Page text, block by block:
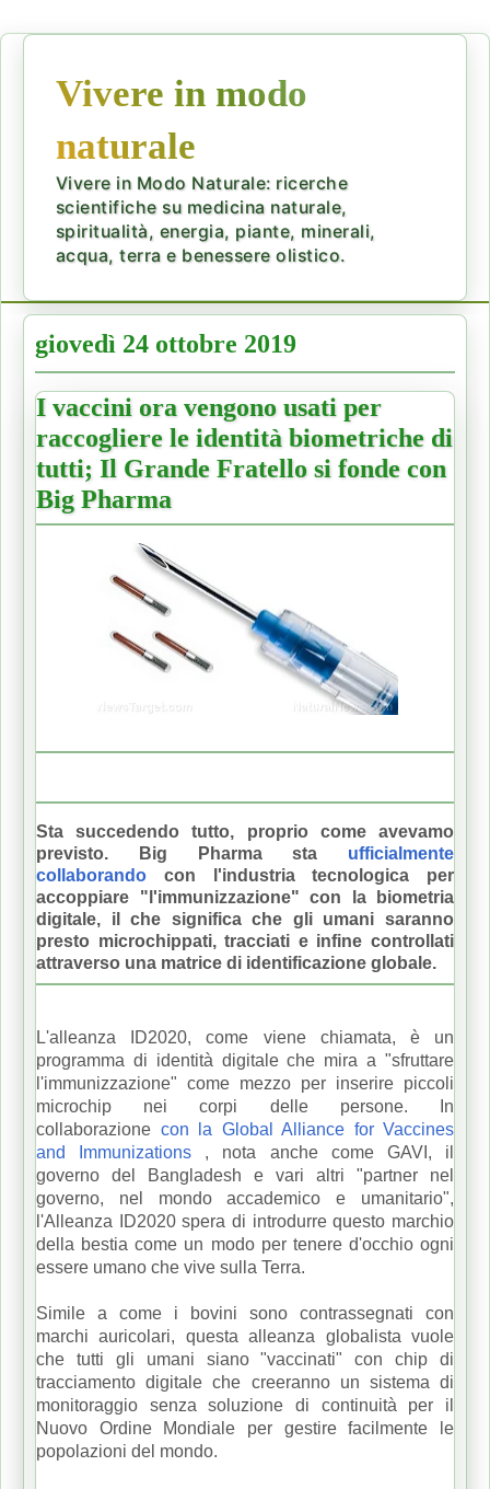
Vivere in modo
naturale
Vivere in Modo Naturale: ricerche
scientifiche su medicina naturale,
spiritualità, energia, piante, minerali,
acqua, terra e benessere olistico.
giovedì 24 ottobre 2019
I vaccini ora vengono usati per
raccogliere le identità biometriche di
tutti; Il Grande Fratello si fonde con
Big Pharma
Sta succedendo tutto, proprio come avevamo
previsto.
Big Pharma sta ufficialmente
collaborando con l'industria tecnologica per
accoppiare "l'immunizzazione" con la biometria
digitale, il che significa che gli umani saranno
presto microchippati, tracciati e infine controllati
attraverso una matrice di identificazione globale.
L'alleanza ID2020, come viene chiamata, è un
programma di identità digitale che mira a "sfruttare
l'immunizzazione" come mezzo per inserire piccoli
microchip nei corpi delle persone.
In
collaborazione con la Global Alliance for Vaccines
and Immunizations , nota anche come GAVI, il
governo del Bangladesh e vari altri "partner nel
governo, nel mondo accademico e umanitario",
l'Alleanza ID2020 spera di introdurre questo marchio
della bestia come un modo per tenere d'occhio ogni
essere umano che vive sulla Terra.
Simile a come i bovini sono contrassegnati con
marchi auricolari, questa alleanza globalista vuole
che tutti gli umani siano "vaccinati" con chip di
tracciamento digitale che creeranno un sistema di
monitoraggio senza soluzione di continuità per il
Nuovo Ordine Mondiale per gestire facilmente le
popolazioni del mondo.